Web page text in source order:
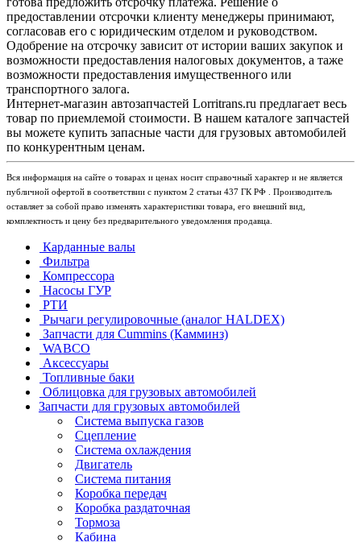
предоставлении отсрочки клиенту менеджеры принимают,
согласовав его с юридическим отделом и руководством.
Одобрение на отсрочку зависит от истории ваших закупок и
возможности предоставления налоговых документов, а таже
возможности предоставления имущественного или
транспортного залога.
Интернет-магазин автозапчастей Lorritrans.ru предлагает весь
товар по приемлемой стоимости. В нашем каталоге запчастей
вы можете купить запасные части для грузовых автомобилей
по конкурентным ценам.
Вся информация на сайте о товарах и ценах носит справочный характер и не является
публичной офертой в соответствии с пунктом 2 статьи 437 ГК РФ . Производитель
оставляет за собой право изменять характеристики товара, его внешний вид,
комплектность и цену без предварительного уведомления продавца.
Карданные валы
Фильтра
Компрессора
Насосы ГУР
РТИ
Рычаги регулировочные (аналог HALDEX)
Запчасти для Cummins (Камминз)
WABCO
Аксессуары
Топливные баки
Облицовка для грузовых автомобилей
Запчасти для грузовых автомобилей
Система выпуска газов
Сцепление
Система охлаждения
Двигатель
Система питания
Коробка передач
Коробка раздаточная
Тормоза
Кабина